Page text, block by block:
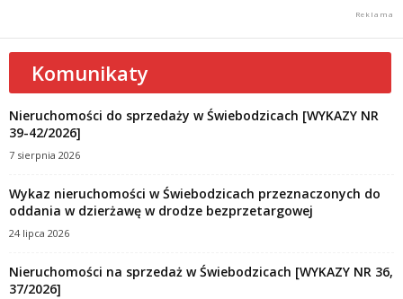
Komunikaty
Nieruchomości do sprzedaży w Świebodzicach [WYKAZY NR
39-42/2026]
7 sierpnia 2026
Wykaz nieruchomości w Świebodzicach przeznaczonych do
oddania w dzierżawę w drodze bezprzetargowej
24 lipca 2026
Nieruchomości na sprzedaż w Świebodzicach [WYKAZY NR 36,
37/2026]